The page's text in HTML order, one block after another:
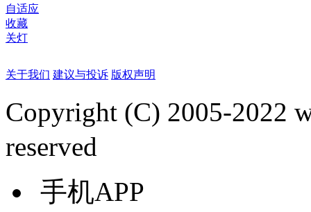
自适应
收藏
关灯
关于我们 建议与投诉 版权声明
Copyright (C) 2005-2022
reserved
手机APP